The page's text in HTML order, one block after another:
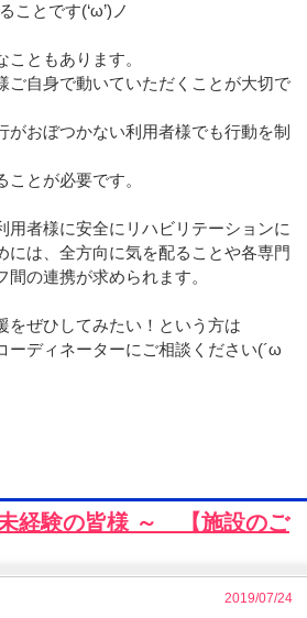
ことです(‘ω’)ノ
こともあります。
ご自身で動いていただくことが大切で
がおぼつかない利用者様でも行動を制
とが必要です。
用者様に安全にリハビリテーションに
には、全方向に気を配ることや各専門
の連携が求められます。
をぜひしてみたい！という方は
ーディネーターにご相談ください(´ω
経験の皆様 ～ 【施設のご
2019/07/24